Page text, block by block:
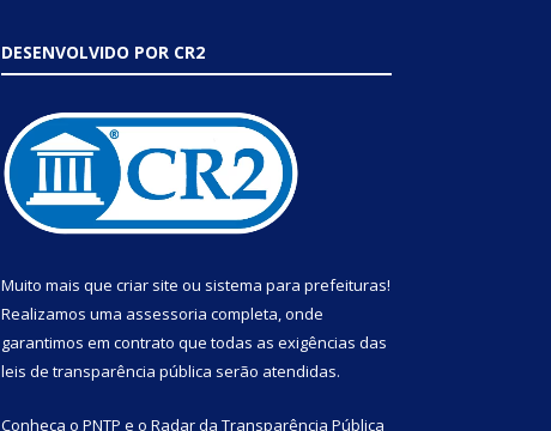
DESENVOLVIDO POR CR2
Muito mais que criar site ou sistema para prefeituras!
Realizamos uma assessoria completa, onde
garantimos em contrato que todas as exigências das
leis de transparência pública serão atendidas.
Conheça o PNTP e o Radar da Transparência Pública